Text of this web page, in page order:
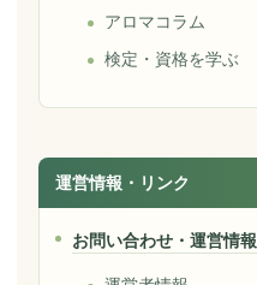
アロマコラム
検定・資格を学ぶ
運営情報・リンク
お問い合わせ・運営情報